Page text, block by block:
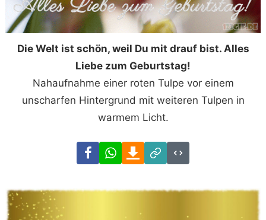
Die Welt ist schön, weil Du mit drauf bist. Alles
Liebe zum Geburtstag!
Nahaufnahme einer roten Tulpe vor einem
unscharfen Hintergrund mit weiteren Tulpen in
warmem Licht.
FacebookWhatsAppDownload
Link
Code